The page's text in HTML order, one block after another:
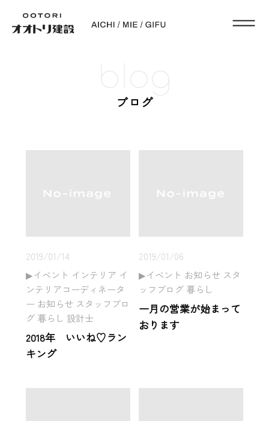
blog
ブログ
2019/01/14
イベント インテリア イ
ンテリアコーディネータ
ー お知らせ スタッフブロ
グ 暮らし 設計士
2018年 いいね♡ラン
キング
2019/01/06
イベント お知らせ スタ
ッフブログ 暮らし
一月の営業が始まって
おります